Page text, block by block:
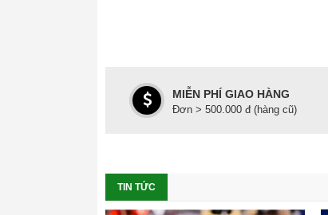
MIỄN PHÍ GIAO HÀNG
Đơn > 500.000 đ (hàng cũ)
TIN TỨC